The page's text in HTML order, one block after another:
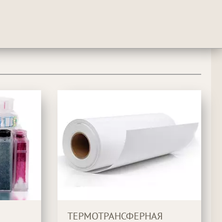
ТЕРМОТРАНСФЕРНАЯ